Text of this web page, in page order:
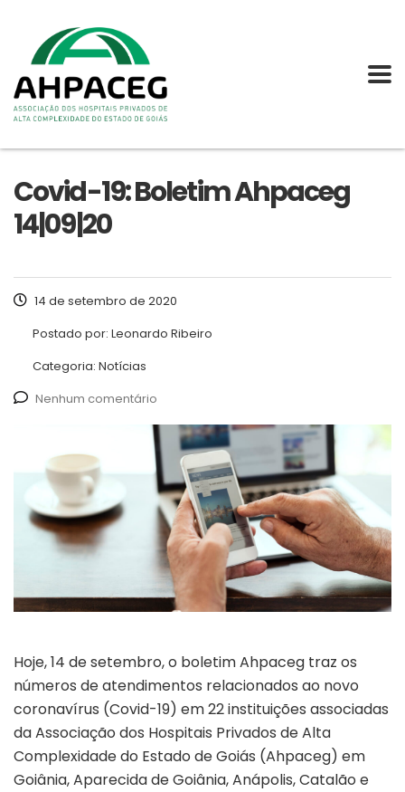
Covid-19: Boletim Ahpaceg
14|09|20
14 de setembro de 2020
Postado por: Leonardo Ribeiro
Categoria: Notícias
Nenhum comentário
Hoje, 14 de setembro, o boletim Ahpaceg traz os
números de atendimentos relacionados ao novo
coronavírus (Covid-19) em 22 instituições associadas
da Associação dos Hospitais Privados de Alta
Complexidade do Estado de Goiás (Ahpaceg) em
Goiânia, Aparecida de Goiânia, Anápolis, Catalão e